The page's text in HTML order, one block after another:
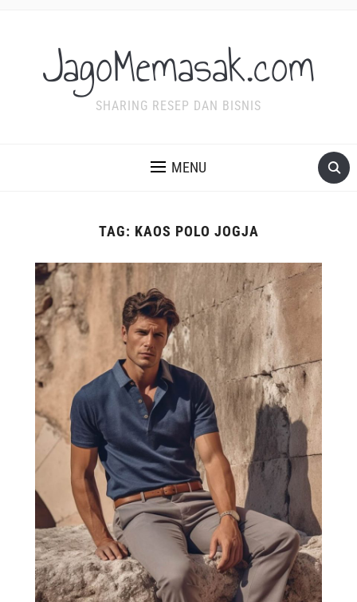
JagoMemasak.com
SHARING RESEP DAN BISNIS
MENU
TAG: KAOS POLO JOGJA